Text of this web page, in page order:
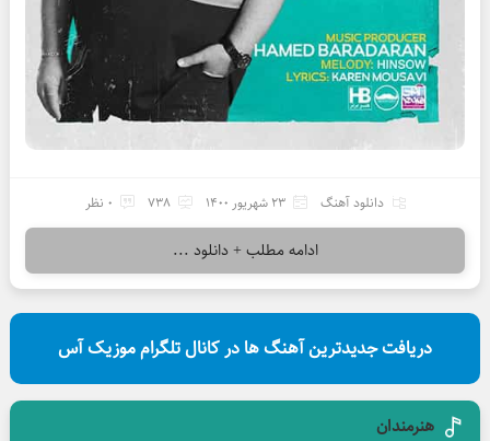
دانلود آهنگ 23 شهریور 1400 738 0 نظر
ادامه مطلب + دانلود ...
دریافت جدیدترین آهنگ ها در کانال تلگرام موزیک آس
هنرمندان